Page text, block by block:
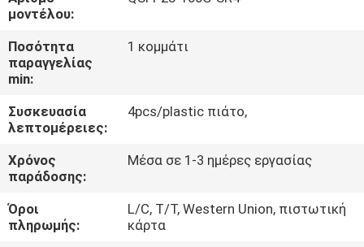
ΠΟΙΟΤΙΚΌΣ
ΈΛΕΓΧΟΣ
ΜΑΣ
ΕΛΆΤΕ
ΣΕ
ΕΠΑΦΉ
ΜΕ
μοντέλου:
Ποσότητα
παραγγελίας
min:
1 κομμάτι
Συσκευασία
λεπτομέρειες:
4pcs/plastic πιάτο,
Χρόνος
παράδοσης:
Μέσα σε 1-3 ημέρες εργασίας
Όροι
πληρωμής:
L/C, T/T, Western Union, πιστωτική
κάρτα